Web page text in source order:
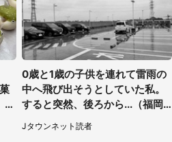
0歳と1歳の子供を連れて雷雨の
中へ飛び出そうとしていた私。
すると突然、後ろから...（福岡
県・30代女性）
Jタウンネット読者